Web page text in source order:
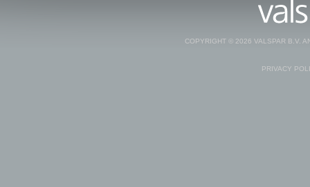
COPYRIGHT © 2026 VALSPAR B.V.
PRIVACY